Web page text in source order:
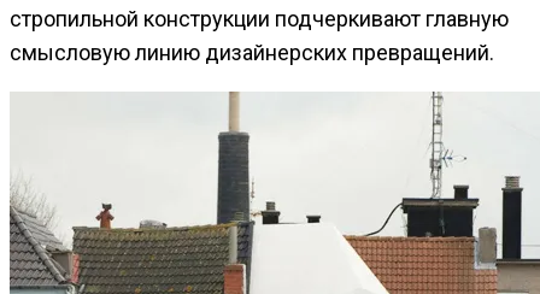
стропильной конструкции подчеркивают главную
смысловую линию дизайнерских превращений.